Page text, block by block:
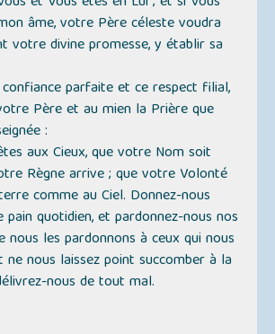
âme, votre Père céleste voudra
votre divine promesse, y établir sa
parfaite et ce respect filial,
Père et au mien la Prière que
:
aux Cieux, que votre Nom soit
Règne arrive ; que votre Volonté
comme au Ciel. Donnez-nous
quotidien, et pardonnez-nous nos
nous les pardonnons à ceux qui nous
nous laissez point succomber à la
nous de tout mal.